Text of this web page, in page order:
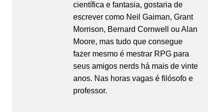
científica e fantasia, gostaria de
escrever como Neil Gaiman, Grant
Morrison, Bernard Cornwell ou Alan
Moore, mas tudo que consegue
fazer mesmo é mestrar RPG para
seus amigos nerds há mais de vinte
anos. Nas horas vagas é filósofo e
professor.